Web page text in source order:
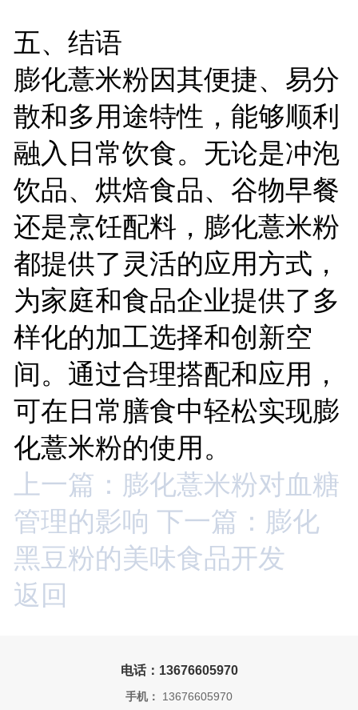
五、结语
膨化薏米粉因其便捷、易分
散和多用途特性，能够顺利
融入日常饮食。无论是冲泡
饮品、烘焙食品、谷物早餐
还是烹饪配料，膨化薏米粉
都提供了灵活的应用方式，
为家庭和食品企业提供了多
样化的加工选择和创新空
间。通过合理搭配和应用，
可在日常膳食中轻松实现膨
化薏米粉的使用。
上一篇：膨化薏米粉对血糖
管理的影响 下一篇：膨化
黑豆粉的美味食品开发
返回
电话：13676605970
手机： 13676605970